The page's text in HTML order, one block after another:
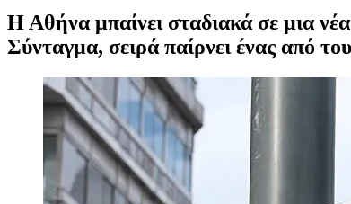
Η Αθήνα μπαίνει σταδιακά σε μια
Σύνταγμα, σειρά παίρνει ένας από